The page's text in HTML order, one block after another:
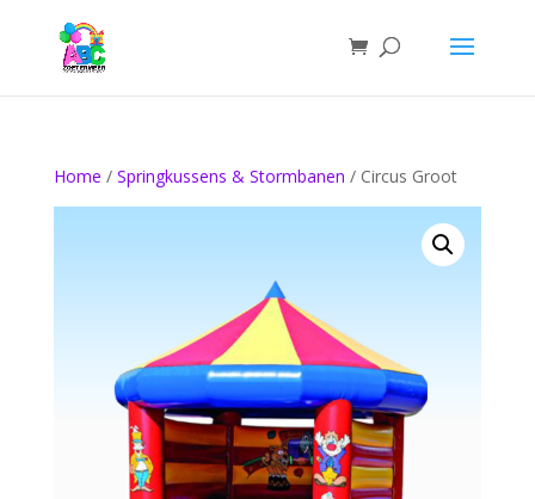
Home / Springkussens & Stormbanen / Circus Groot